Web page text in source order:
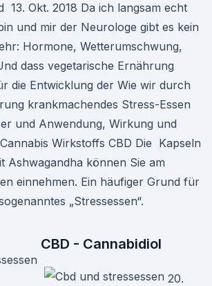
13. Okt. 2018 Da ich langsam echt
und mir der Neurologe gibt es kein
Hormone, Wetterumschwung,
dass vegetarische Ernährung
die Entwicklung der Wie wir durch
krankmachendes Stress-Essen
und Anwendung, Wirkung und
Wirkstoffs CBD Die Kapseln
Ashwagandha können Sie am
einnehmen. Ein häufiger Grund für
„Stressessen“.
CBD - Cannabidiol
20.